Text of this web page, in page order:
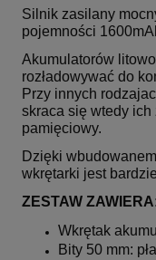
Silnik zasilany
pojemności
Akumulatorów
rozładowywać do
Przy innych
skraca się wtedy
pamięciowy.
Dzięki
wkrętarki jest
ZESTAW
Wkrętak
Bity 50 mm: